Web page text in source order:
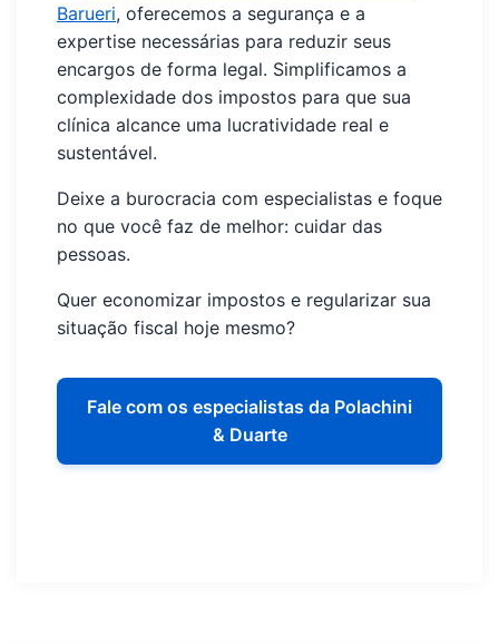
Barueri, oferecemos a segurança e a
expertise necessárias para reduzir seus
encargos de forma legal. Simplificamos a
complexidade dos impostos para que sua
clínica alcance uma lucratividade real e
sustentável.
Deixe a burocracia com especialistas e foque
no que você faz de melhor: cuidar das
pessoas.
Quer economizar impostos e regularizar sua
situação fiscal hoje mesmo?
Fale com os especialistas da Polachini
& Duarte